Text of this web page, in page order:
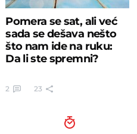
Pomera se sat, ali već
sada se dešava nešto
što nam ide na ruku:
Da li ste spremni?
2 23